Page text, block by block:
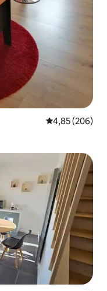
4,85 (206)